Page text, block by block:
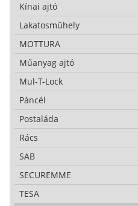
Kínai ajtó
Lakatosműhely
MOTTURA
Műanyag ajtó
Mul-T-Lock
Páncél
Postaláda
Rács
SAB
SECUREMME
TESA